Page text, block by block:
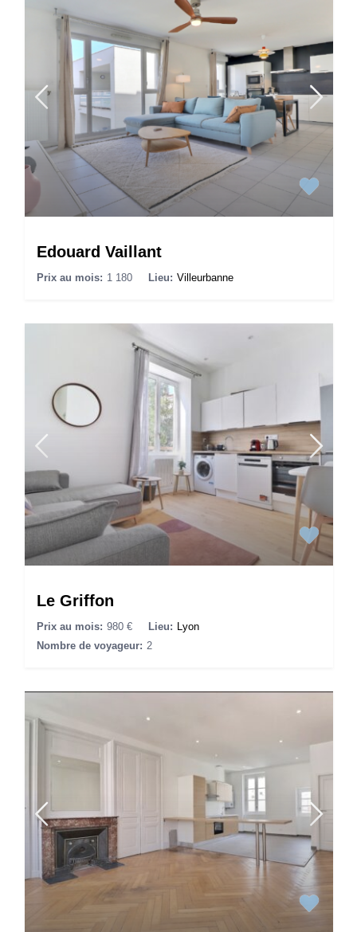
Edouard Vaillant
Prix au mois: 1 180 Lieu: Villeurbanne
Le Griffon
Prix au mois: 980 € Lieu:
Lyon
Nombre de voyageur: 2